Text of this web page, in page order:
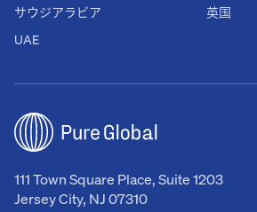
111 Town Square Place, Suite 1203
Jersey City, NJ 07310
英国
サウジアラビア
UAE